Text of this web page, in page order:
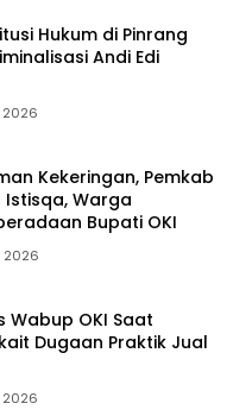
Hukum di Pinrang
Andi Edi
2026
Kekeringan, Pemkab
Istisqa, Warga
Bupati OKI
2026
Wabup OKI Saat
Dugaan Praktik Jual
2026